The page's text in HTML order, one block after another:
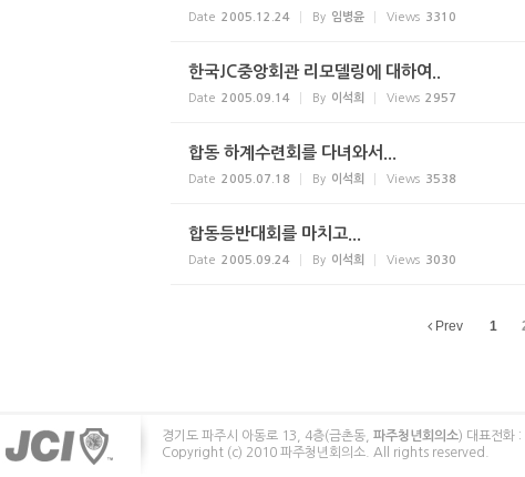
Date 2005.12.24 By 임병윤 Views 3310
한국JC중앙회관 리모델링에 대하여..
Date 2005.09.14 By 이석희 Views 2957
합동 하계수련회를 다녀와서...
Date 2005.07.18 By 이석희 Views 3538
합동등반대회를 마치고...
Date 2005.09.24 By 이석희 Views 3030
Prev 1
경기도 파주시 아동로 13, 4층(금촌동, 파주청년회의소) 대표전화
Copyright (c) 2010 파주청년회의소.
All rights reserved.